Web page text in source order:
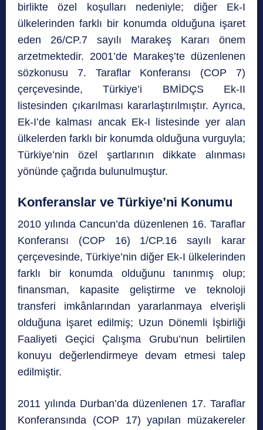
birlikte özel koşulları nedeniyle; diğer Ek-I
ülkelerinden farklı bir konumda olduğuna işaret
eden 26/CP.7 sayılı Marakeş Kararı önem
arzetmektedir. 2001’de Marakeş’te düzenlenen
sözkonusu 7. Taraflar Konferansı (COP 7)
çerçevesinde, Türkiye’i BMİDÇS Ek-II
listesinden çıkarılması kararlaştırılmıştır. Ayrıca,
Ek-I’de kalması ancak Ek-I listesinde yer alan
ülkelerden farklı bir konumda olduğuna vurguyla;
Türkiye’nin özel şartlarının dikkate alınması
yönünde çağrıda bulunulmuştur.
Konferanslar ve Türkiye’ni Konumu
2010 yılında Cancun’da düzenlenen 16. Taraflar
Konferansı (COP 16) 1/CP.16 sayılı karar
çerçevesinde, Türkiye’nin diğer Ek-I ülkelerinden
farklı bir konumda olduğunu tanınmış olup;
finansman, kapasite geliştirme ve teknoloji
transferi imkânlarından yararlanmaya elverişli
olduğuna işaret edilmiş; Uzun Dönemli İşbirliği
Faaliyeti Geçici Çalışma Grubu’nun belirtilen
konuyu değerlendirmeye devam etmesi talep
edilmiştir.
2011 yılında Durban’da düzenlenen 17. Taraflar
Konferansında (COP 17) yapılan müzakereler